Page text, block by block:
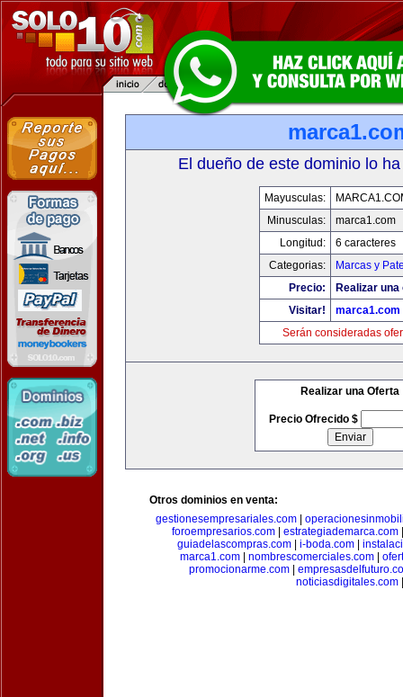
El dueño de este dominio lo
Mayusculas:
Minusculas:
marca1.com
Longitud:
6 caracteres
Categorias:
Marcas y
Precio:
Realizar
Visitar!
marca1.com
Serán consideradas
Realizar una Oferta
Precio Ofrecido $
Otros dominios en venta:
gestionesempresariales.com
foroempresarios.com| estrategiademarca.com
guiadelascompras.com
i-boda.com
marca1.com| nombrescomerciales.com|
promocionarme.com|
noticiasdigitales.com